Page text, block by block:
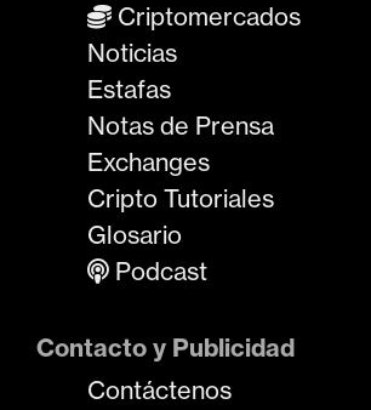
Criptomercados
Noticias
Estafas
Notas de Prensa
Exchanges
Cripto Tutoriales
Glosario
Podcast
Contacto y Publicidad
Contáctenos